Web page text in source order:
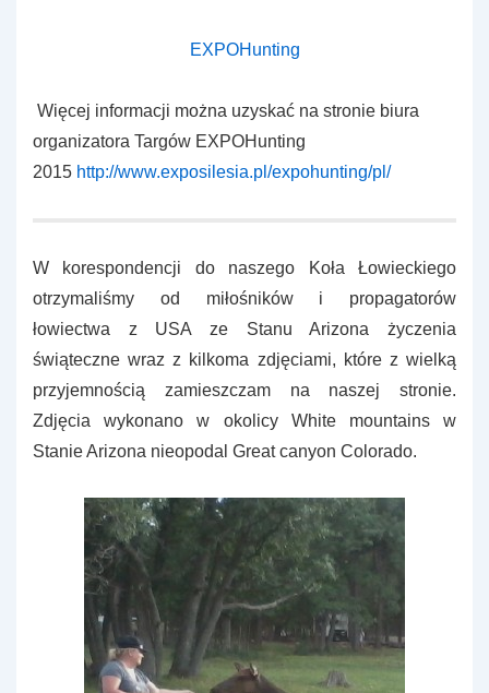
EXPOHunting
Więcej informacji można uzyskać na stronie biura
organizatora Targów EXPOHunting
2015 http://www.exposilesia.pl/expohunting/pl/
W korespondencji do naszego Koła Łowieckiego
otrzymaliśmy od miłośników i propagatorów
łowiectwa z USA ze Stanu Arizona życzenia
świąteczne wraz z kilkoma zdjęciami, które z wielką
przyjemnością zamieszczam na naszej stronie.
Zdjęcia wykonano w okolicy White mountains w
Stanie Arizona nieopodal Great canyon Colorado.